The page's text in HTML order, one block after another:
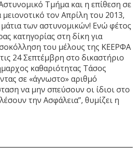
Τμήμα και η επίθεση σε
τον Απρίλη του 2013,
των αστυνομικών! Ενώ φέτος
κατηγορίας στη δίκη για
του μέλους της ΚΕΕΡΦΑ
24 Σεπτέμβρη στο δικαστήριο
καθαριότητας Τάσος
σε «άγνωστο» αριθμό
να μην σπεύσουν οι ίδιοι στο
την Ασφάλεια”, θυμίζει η